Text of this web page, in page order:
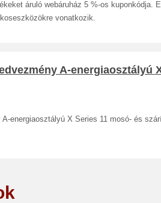
áruló webáruház 5 %-os kuponkódja.
vonatkozik.
A-energiaosztályú
energiaosztályú X Series 11 mosó- és